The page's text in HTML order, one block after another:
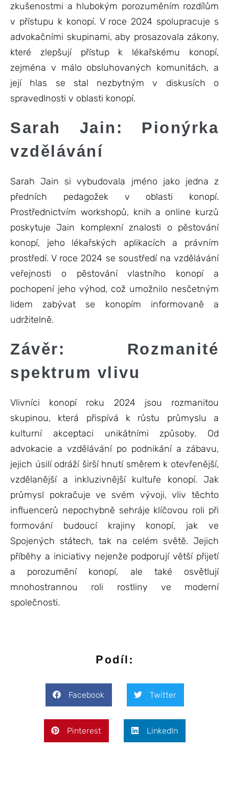
zkušenostmi a hlubokým porozuměním rozdílům
v přístupu k konopí. V roce 2024 spolupracuje s
advokačními skupinami, aby prosazovala zákony,
které zlepšují přístup k lékařskému konopí,
zejména v málo obsluhovaných komunitách, a
její hlas se stal nezbytným v diskusích o
spravedlnosti v oblasti konopí.
Sarah Jain: Pionýrka
vzdělávání
Sarah Jain si vybudovala jméno jako jedna z
předních pedagožek v oblasti konopí.
Prostřednictvím workshopů, knih a online kurzů
poskytuje Jain komplexní znalosti o pěstování
konopí, jeho lékařských aplikacích a právním
prostředí. V roce 2024 se soustředí na vzdělávání
veřejnosti o pěstování vlastního konopí a
pochopení jeho výhod, což umožnilo nesčetným
lidem zabývat se konopím informovaně a
udržitelně.
Závěr: Rozmanité
spektrum vlivu
Vlivníci konopí roku 2024 jsou rozmanitou
skupinou, která přispívá k růstu průmyslu a
kulturní akceptaci unikátními způsoby. Od
advokacie a vzdělávání po podnikání a zábavu,
jejich úsilí odráží širší hnutí směrem k otevřenější,
vzdělanější a inkluzivnější kultuře konopí. Jak
průmysl pokračuje ve svém vývoji, vliv těchto
influencerů nepochybně sehráje klíčovou roli při
formování budoucí krajiny konopí, jak ve
Spojených státech, tak na celém světě. Jejich
příběhy a iniciativy nejenže podporují větší přijetí
a porozumění konopí, ale také osvětlují
mnohostrannou roli rostliny ve moderní
společnosti.
Podíl:
Facebook Twitter
Pinterest LinkedIn